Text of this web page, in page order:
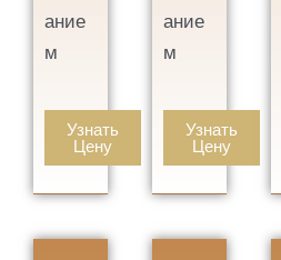
ание
м
Узнать
Цену
ание
м
Узнать
Цену